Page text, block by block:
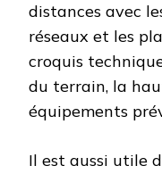
distances avec
réseaux et les
croquis
du terrain, la
équipements
Il est aussi utile